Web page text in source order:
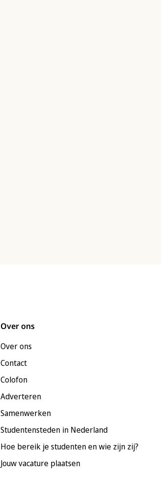
Over ons
Over ons
Contact
Colofon
Adverteren
Samenwerken
Studentensteden in Nederland
Hoe bereik je studenten en wie zijn zij?
Jouw vacature plaatsen